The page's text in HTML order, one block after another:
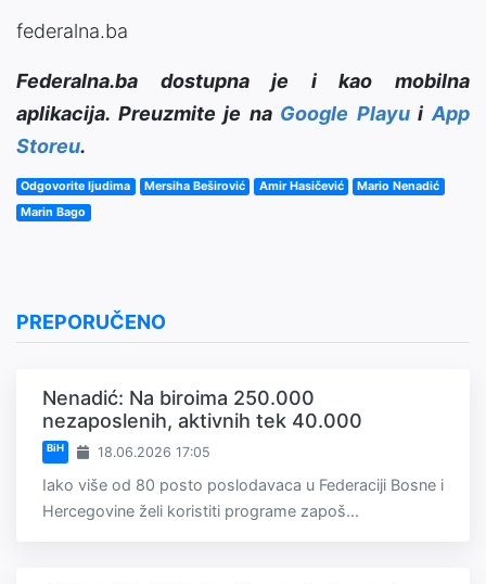
federalna.ba
Federalna.ba dostupna je i kao mobilna
aplikacija. Preuzmite je na Google PlayuiApp
Storeu.
Odgovorite ljudima Mersiha Beširović Amir Hasičević
Mario Nenadić
Marin Bago
PREPORUČENO
Nenadić: Na biroima 250.000
nezaposlenih, aktivnih tek 40.000
BiH 18.06.2026 17:05
Iako više od 80 posto poslodavaca u Federaciji Bosne i
Hercegovine želi koristiti programe zapoš...